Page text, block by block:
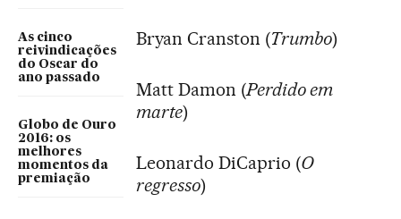
As cinco
reivindicações
do Oscar do
ano passado
Globo de Ouro
2016: os
melhores
momentos da
premiação
Bryan Cranston (Trumbo)
Matt Damon (Perdido em
marte)
Leonardo DiCaprio (O
regresso)